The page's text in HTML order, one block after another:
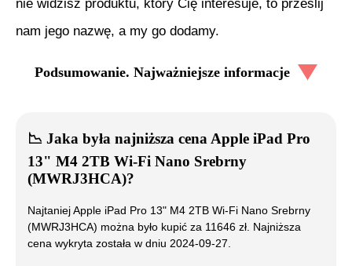
nie widzisz produktu, który Cię interesuje, to prześlij
nam jego nazwę, a my go dodamy.
Podsumowanie. Najważniejsze informacje
📉 Jaka była najniższa cenaApple iPad Pro
13" M4 2TB Wi-Fi Nano Srebrny
(MWRJ3HCA)?
NajtaniejApple iPad Pro 13" M4 2TB Wi-Fi Nano Srebrny
(MWRJ3HCA) można było kupić za 11646 zł. Najniższa
cena wykryta została w dniu 2024-09-27